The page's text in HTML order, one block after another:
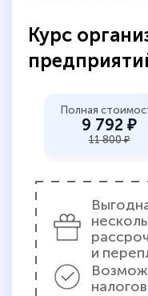
Курс
Полная
9 792 ₽
11 800 ₽
и